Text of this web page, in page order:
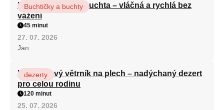
Hrnková maková buchta – vláčná a rychlá bez
vážení
Buchtičky a buchty
45 minut
27. 07. 2026
Jan
Karamelový větrník na plech – nadýchaný dezert
pro celou rodinu
dezerty
120 minut
25. 07. 2026